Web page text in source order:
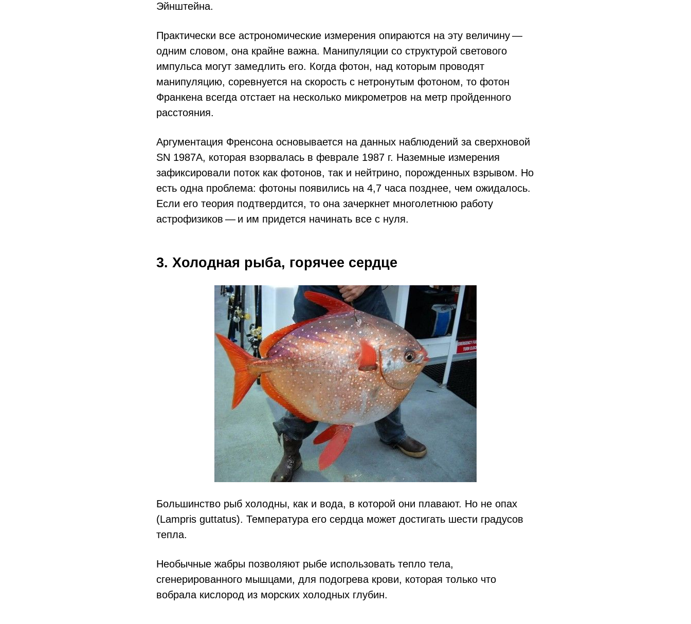
Эйнштейна.
Практически все астрономические измерения опираются на эту величину —
одним словом, она крайне важна. Манипуляции со структурой светового
импульса могут замедлить его. Когда фотон, над которым проводят
манипуляцию, соревнуется на скорость с нетронутым фотоном, то фотон
Франкена всегда отстает на несколько микрометров на метр пройденного
расстояния.
Аргументация Френсона основывается на данных наблюдений за сверхновой
SN 1987A, которая взорвалась в феврале 1987 г. Наземные измерения
зафиксировали поток как фотонов, так и нейтрино, порожденных взрывом. Но
есть одна проблема: фотоны появились на 4,7 часа позднее, чем ожидалось.
Если его теория подтвердится, то она зачеркнет многолетнюю работу
астрофизиков — и им придется начинать все с нуля.
3. Холодная рыба, горячее сердце
Большинство рыб холодны, как и вода, в которой они плавают. Но не опах
(Lampris guttatus). Температура его сердца может достигать шести градусов
тепла.
Необычные жабры позволяют рыбе использовать тепло тела,
сгенерированного мышцами, для подогрева крови, которая только что
вобрала кислород из морских холодных глубин.